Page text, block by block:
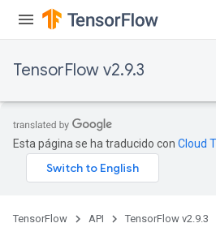
TensorFlow v2.9.3
Esta página se ha traducido con Cloud
TensorFlow API TensorFlow v2.9.3